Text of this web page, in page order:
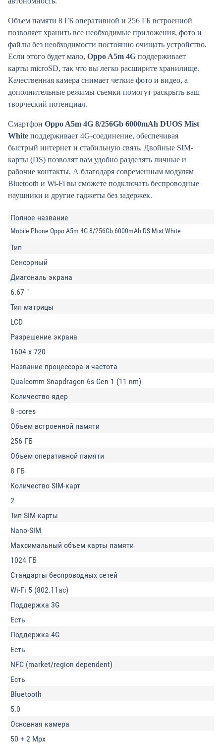
Объем памяти 8 ГБ оперативной и 256 ГБ встроенной
позволяет хранить все необходимые приложения, фото и
файлы без необходимости постоянно очищать устройство.
Если этого будет мало, Oppo A5m 4G поддерживает
карты microSD, так что вы легко расширите хранилище.
Качественная камера снимает четкие фото и видео, а
дополнительные режимы съемки помогут раскрыть ваш
творческий потенциал.
Смартфон Oppo A5m 4G 8/256Gb 6000mAh DUOS Mist
White поддерживает 4G-соединение, обеспечивая
быстрый интернет и стабильную связь. Двойные SIM-
карты (DS) позволят вам удобно разделять личные и
рабочие контакты. А благодаря современным модулям
Bluetooth и Wi-Fi вы сможете подключать беспроводные
наушники и другие гаджеты без задержек.
Полное название
Mobile Phone Oppo A5m 4G 8/256Gb 6000mAh DS Mist White
Тип
Сенсорный
Диагональ экрана
6.67 "
Тип матрицы
LCD
Разрешение экрана
1604 x 720
Название процессора и частота
Qualcomm Snapdragon 6s Gen 1 (11 nm)
Количество ядер
8 -cores
Объем встроенной памяти
256 ГБ
Объем оперативной памяти
8 ГБ
Количество SIM-карт
2
Тип SIM-карты
Nano-SIM
Максимальный объем карты памяти
1024 ГБ
Стандарты беспроводных сетей
Wi-Fi 5 (802.11ac)
Поддержка 3G
Есть
Поддержка 4G
Есть
NFC (market/region dependent)
Есть
Bluetooth
5.0
Основная камера
50 + 2 Mpx